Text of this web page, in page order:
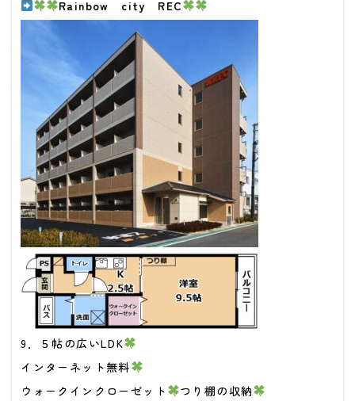
Rainbow city REC
9．５帖の広いLDK
インターネット無料
ウォークインクローゼット
つり棚の収納